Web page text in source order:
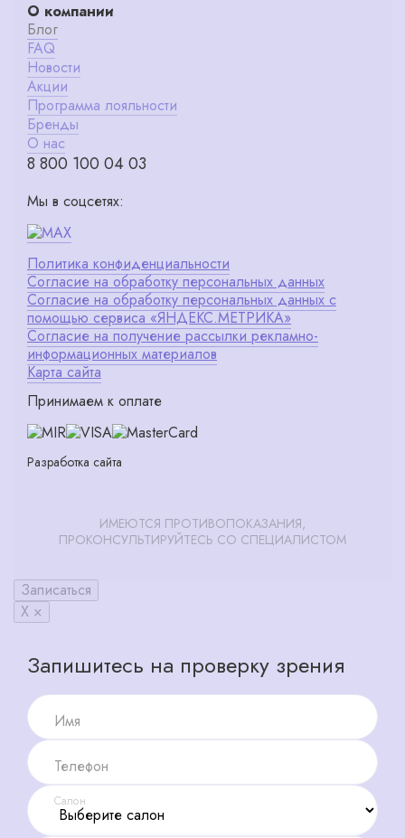
О компании
Блог
FAQ
Новости
Акции
Программа лояльности
Бренды
О нас
8 800 100 04 03
Мы в соцсетях:
Политика конфиденциальности
Согласие на обработку персональных данных
Согласие на обработку персональных данных с
помощью сервиса «ЯНДЕКС.МЕТРИКА»
Согласие на получение рассылки рекламно-
информационных материалов
Карта сайта
Принимаем к оплате
Разработка сайта
ИМЕЮТСЯ ПРОТИВОПОКАЗАНИЯ,
ПРОКОНСУЛЬТИРУЙТЕСЬ СО СПЕЦИАЛИСТОМ
Записаться
X ×
Запишитесь на проверку зрения
Имя
Телефон
Салон